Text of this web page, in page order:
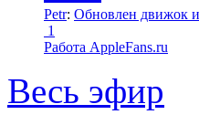
Petr: Обновлен движок
1
Работа AppleFans.ru
Весь эфир